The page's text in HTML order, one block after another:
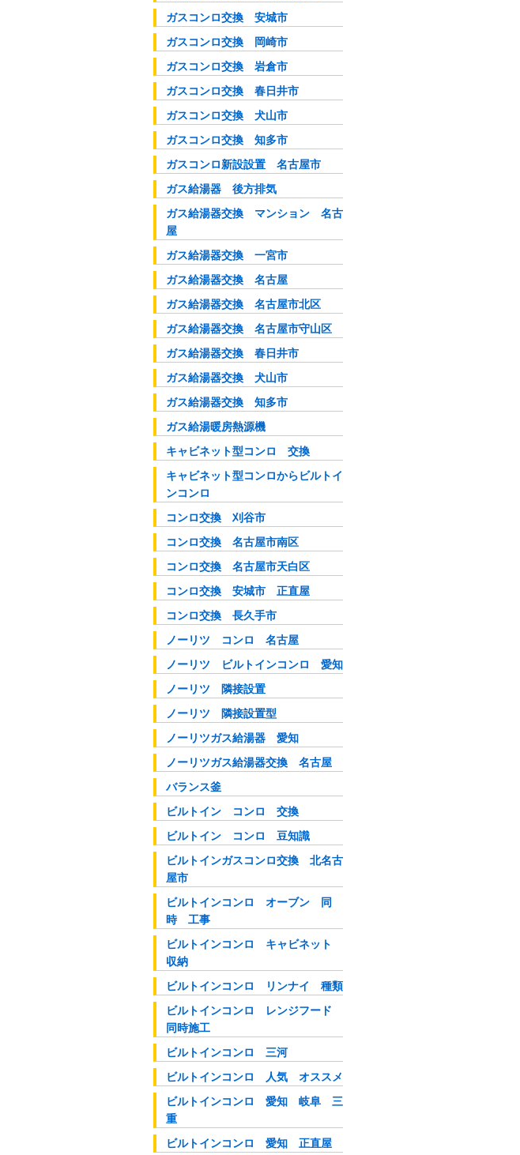
ガスコンロ交換 安城市
ガスコンロ交換 岡崎市
ガスコンロ交換 岩倉市
ガスコンロ交換 春日井市
ガスコンロ交換 犬山市
ガスコンロ交換 知多市
ガスコンロ新設設置 名古屋市
ガス給湯器 後方排気
ガス給湯器交換 マンション 名古
屋
ガス給湯器交換 一宮市
ガス給湯器交換 名古屋
ガス給湯器交換 名古屋市北区
ガス給湯器交換 名古屋市守山区
ガス給湯器交換 春日井市
ガス給湯器交換 犬山市
ガス給湯器交換 知多市
ガス給湯暖房熱源機
キャビネット型コンロ 交換
キャビネット型コンロからビルトイ
ンコンロ
コンロ交換 刈谷市
コンロ交換 名古屋市南区
コンロ交換 名古屋市天白区
コンロ交換 安城市 正直屋
コンロ交換 長久手市
ノーリツ コンロ 名古屋
ノーリツ ビルトインコンロ 愛知
ノーリツ 隣接設置
ノーリツ 隣接設置型
ノーリツガス給湯器 愛知
ノーリツガス給湯器交換 名古屋
バランス釜
ビルトイン コンロ 交換
ビルトイン コンロ 豆知識
ビルトインガスコンロ交換 北名古
屋市
ビルトインコンロ オーブン 同
時 工事
ビルトインコンロ キャビネット
収納
ビルトインコンロ リンナイ 種類
ビルトインコンロ レンジフード
同時施工
ビルトインコンロ 三河
ビルトインコンロ 人気 オススメ
ビルトインコンロ 愛知 岐阜 三
重
ビルトインコンロ 愛知 正直屋